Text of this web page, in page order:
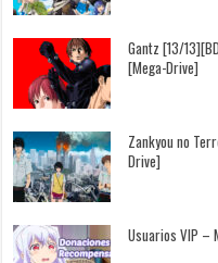
Gantz [13/
[Mega-Drive]
Zankyou no
Drive]
Usuarios VIP –